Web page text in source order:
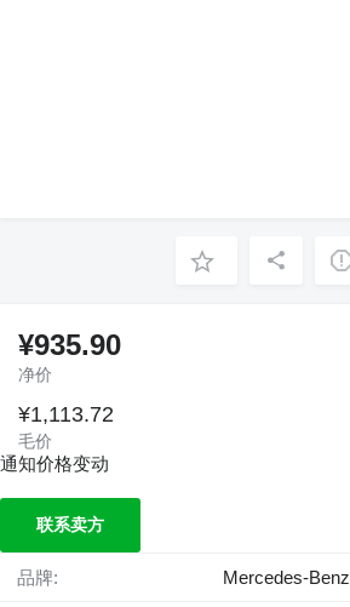
¥935.90
净价
¥1,113.72
毛价
通知价格变动
联系卖方
品牌: Mercedes-Benz